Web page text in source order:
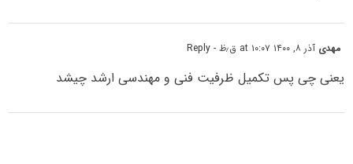
مهدی آذر ۸, ۱۴۰۰ at ۱۰:۰۷ ق٫ظ - Reply
یعنی چی پس تکمیل ظرفیت فنی و مهندسی ارشد چیشد